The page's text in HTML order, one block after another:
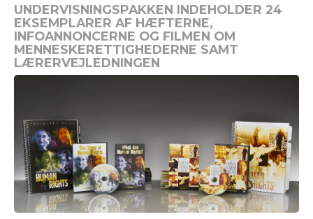
UNDERVISNINGSPAKKEN INDEHOLDER 24
EKSEMPLARER AF HÆFTERNE,
INFOANNONCERNE OG FILMEN OM
MENNESKERETTIGHEDERNE SAMT
LÆRERVEJLEDNINGEN